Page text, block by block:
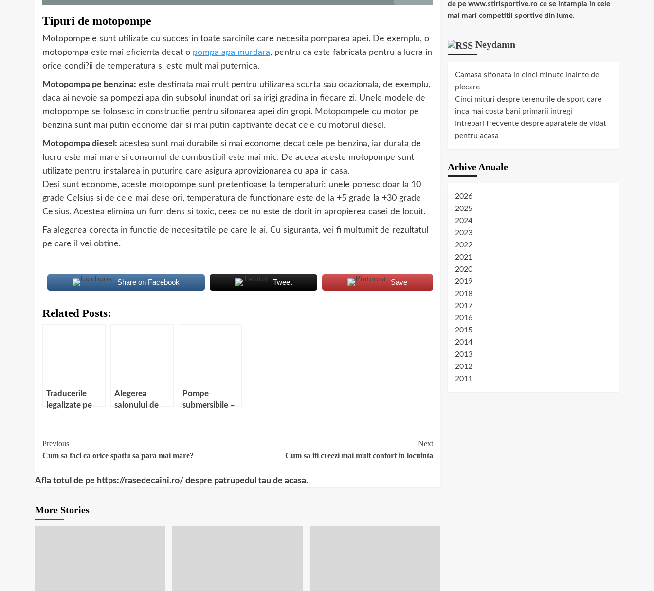
Tipuri de motopompe
Motopompele sunt utilizate cu succes in toate sarcinile care necesita pomparea apei. De exemplu, o
motopompa este mai eficienta decat o pompa apa murdara, pentru ca este fabricata pentru a lucra in
orice condi?ii de temperatura si este mult mai puternica.
Motopompa pe benzina: este destinata mai mult pentru utilizarea scurta sau ocazionala, de exemplu,
daca ai nevoie sa pompezi apa din subsolul inundat ori sa irigi gradina in fiecare zi. Unele modele de
motopompe se folosesc in constructie pentru sifonarea apei din gropi. Motopompele cu motor pe
benzina sunt mai putin econome dar si mai putin captivante decat cele cu motorul diesel.
Motopompa diesel: acestea sunt mai durabile si mai econome decat cele pe benzina, iar durata de
lucru este mai mare si consumul de combustibil este mai mic. De aceea aceste motopompe sunt
utilizate pentru instalarea in puturire care asigura aprovizionarea cu apa in casa.
Desi sunt econome, aceste motopompe sunt pretentioase la temperaturi: unele ponesc doar la 10
grade Celsius si de cele mai dese ori, temperatura de functionare este de la +5 grade la +30 grade
Celsius. Acestea elimina un fum dens si toxic, ceea ce nu este de dorit in apropierea casei de locuit.
Fa alegerea corecta in functie de necesitatile pe care le ai. Cu siguranta, vei fi multumit de rezultatul
pe care il vei obtine.
Share on Facebook Tweet Save
Related Posts:
Traducerile
legalizate pe
Alegerea
salonului de
Pompe
submersibile –
Continue
Reading
Previous
Cum sa faci ca orice spatiu sa para mai mare?
Next
Cum sa iti creezi mai mult confort in locuinta
Afla totul de pe https://rasedecaini.ro/ despre patrupedul tau de acasa.
More Stories
de pe www.stirisportive.ro ce se intampla in cele
mai mari competitii sportive din lume.
Neydamn
Camasa sifonata in cinci minute inainte de
plecare
Cinci mituri despre terenurile de sport care
inca mai costa bani primarii intregi
Intrebari frecvente despre aparatele de vidat
pentru acasa
Arhive Anuale
2026
2025
2024
2023
2022
2021
2020
2019
2018
2017
2016
2015
2014
2013
2012
2011